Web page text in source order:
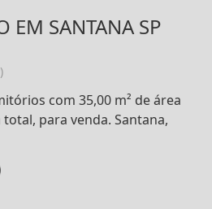
EM SANTANA SP
com 35,00 m² de área
total, para venda. Santana,